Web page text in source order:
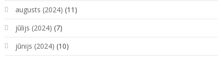
augusts (2024) (11)
jūlijs (2024) (7)
jūnijs (2024) (10)